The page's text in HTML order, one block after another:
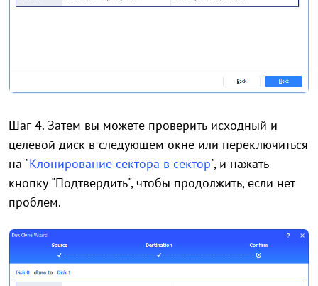
Шаг 4. Затем вы можете проверить исходный и
целевой диск в следующем окне или переключиться
на "Клонирование сектора в сектор", и нажать
кнопку "Подтвердить", чтобы продолжить, если нет
проблем.